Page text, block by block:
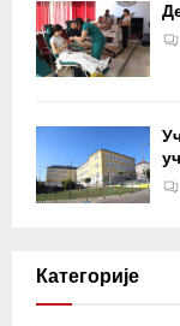
Категорије